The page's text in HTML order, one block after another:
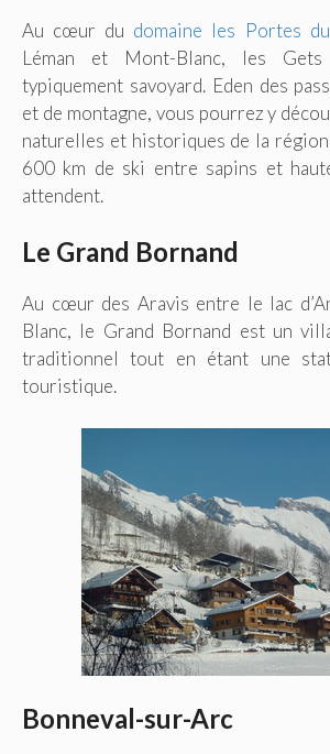
Au cœur du domaine les Portes
Léman et Mont-Blanc, les
typiquement savoyard. Eden des
et de montagne, vous pourrez y
naturelles et historiques de la
600 km de ski entre sapins et
attendent.
Le Grand Bornand
Au cœur des Aravis entre le lac
Blanc, le Grand Bornand est un
traditionnel tout en étant une
touristique.
Bonneval-sur-Arc